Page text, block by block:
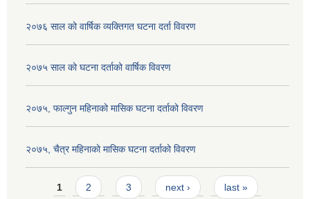
२०७६ साल को वार्षिक व्यक्तिगत घटना दर्ता विवरण
२०७५ साल को घटना दर्ताको वार्षिक विवरण
२०७५, फाल्गुन महिनाको मासिक घटना दर्ताको विवरण
२०७५, चैत्र महिनाको मासिक घटना दर्ताको विवरण
Pages
1 2 3 next › last »